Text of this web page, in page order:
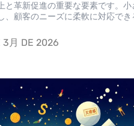
と革新促進の重要な要素です。
、顧客のニーズに柔軟に対応で
3月 DE 2026